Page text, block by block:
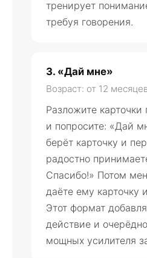
тренирует
требуя говорения.
3. «Дай мне»
Возраст: от 12
Разложите
и попросите: «Дай
берёт карточку и
радостно
Спасибо!» Потом
даёте ему карточку
Этот формат
действие и
мощных усилителя